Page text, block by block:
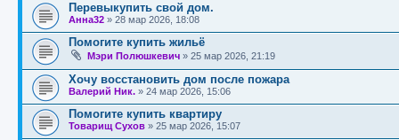
Перевыкупить свой дом.
Анна32 » 28 мар 2026, 18:08
Помогите купить жильё
Мэри Полюшкевич » 25 мар 2026, 21:19
Хочу восстановить дом после пожара
Валерий Ник. » 24 мар 2026, 15:06
Помогите купить квартиру
Товарищ Сухов » 25 мар 2026, 15:07